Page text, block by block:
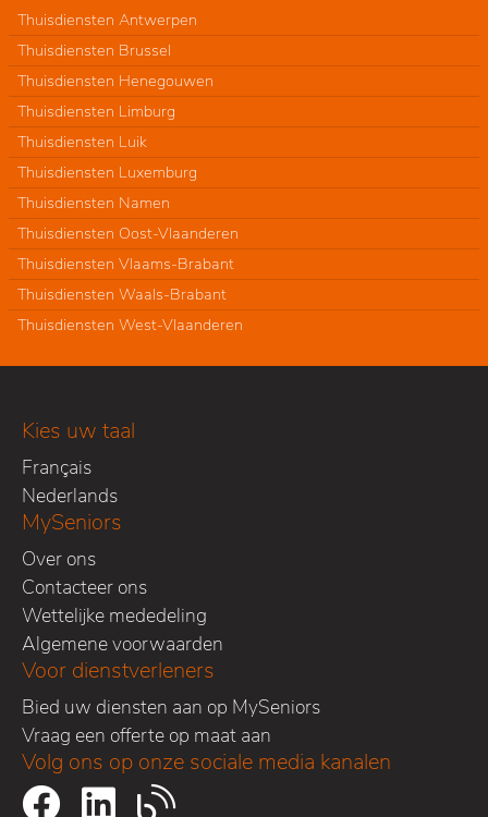
Thuisdiensten Antwerpen
Thuisdiensten Brussel
Thuisdiensten Henegouwen
Thuisdiensten Limburg
Thuisdiensten Luik
Thuisdiensten Luxemburg
Thuisdiensten Namen
Thuisdiensten Oost-Vlaanderen
Thuisdiensten Vlaams-Brabant
Thuisdiensten Waals-Brabant
Thuisdiensten West-Vlaanderen
Kies uw taal
Français
Nederlands
MySeniors
Over ons
Contacteer ons
Wettelijke mededeling
Algemene voorwaarden
Voor dienstverleners
Bied uw diensten aan op MySeniors
Vraag een offerte op maat aan
Volg ons op onze sociale media kanalen